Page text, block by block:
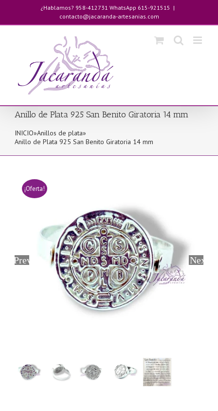
contenido
¿Hablamos? 958-412731 WhatsApp 615-921515 |
contacto@jacaranda-artesanias.com
Anillo de Plata 925 San Benito Giratoria 14 mm
INICIO»Anillos de plata»
Anillo de Plata 925 San Benito Giratoria 14 mm
¡Oferta!
Previous Next